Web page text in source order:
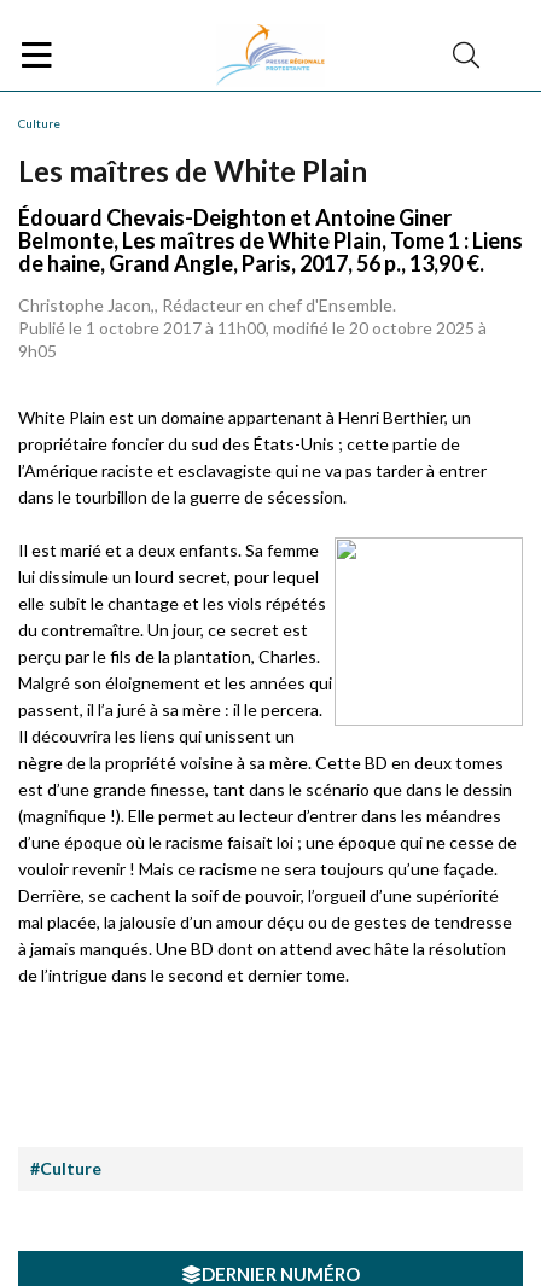
Culture
Les maîtres de White Plain
Édouard Chevais-Deighton et Antoine Giner
Belmonte, Les maîtres de White Plain, Tome 1 : Liens
de haine, Grand Angle, Paris, 2017, 56 p., 13,90 €.
Christophe Jacon,, Rédacteur en chef d'Ensemble.
Publié le 1 octobre 2017 à 11h00, modifié le 20 octobre 2025 à
9h05
White Plain est un domaine appartenant à Henri Berthier, un
propriétaire foncier du sud des États-Unis ; cette partie de
l’Amérique raciste et esclavagiste qui ne va pas tarder à entrer
dans le tourbillon de la guerre de sécession.
Il est marié et a deux enfants. Sa femme
lui dissimule un lourd secret, pour lequel
elle subit le chantage et les viols répétés
du contremaître. Un jour, ce secret est
perçu par le fils de la plantation, Charles.
Malgré son éloignement et les années qui
passent, il l’a juré à sa mère : il le percera.
Il découvrira les liens qui unissent un
nègre de la propriété voisine à sa mère. Cette BD en deux tomes
est d’une grande finesse, tant dans le scénario que dans le dessin
(magnifique !). Elle permet au lecteur d’entrer dans les méandres
d’une époque où le racisme faisait loi ; une époque qui ne cesse de
vouloir revenir ! Mais ce racisme ne sera toujours qu’une façade.
Derrière, se cachent la soif de pouvoir, l’orgueil d’une supériorité
mal placée, la jalousie d’un amour déçu ou de gestes de tendresse
à jamais manqués. Une BD dont on attend avec hâte la résolution
de l’intrigue dans le second et dernier tome.
#Culture
DERNIER NUMÉRO